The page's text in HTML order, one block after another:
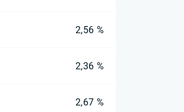
2,56 %
2,36 %
2,67 %